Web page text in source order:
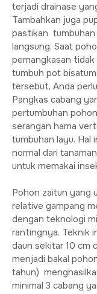
terjadi drainase
Tambahkan juga
pastikan tumbuhan
langsung. Saat
pemangkasan tidak
tumbuh pot
tersebut, Anda
Pangkas cabang
pertumbuhan
serangan hama
tumbuhan layu. Hal
normal dari
untuk memakai
Pohon zaitun yang
relative gampang
dengan teknologi
rantingnya. Teknik
daun sekitar 10 cm
menjadi bakal
tahun)
minimal 3 cabang